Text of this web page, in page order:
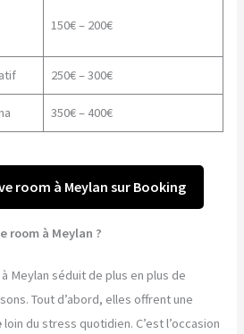
150€ – 200€
250€ – 300€
350€ – 400€
room à Meylan sur Booking
room à Meylan ?
Meylan séduit de plus en plus de
Tout d’abord, elles offrent une
loin du stress quotidien. C’est l’occasion